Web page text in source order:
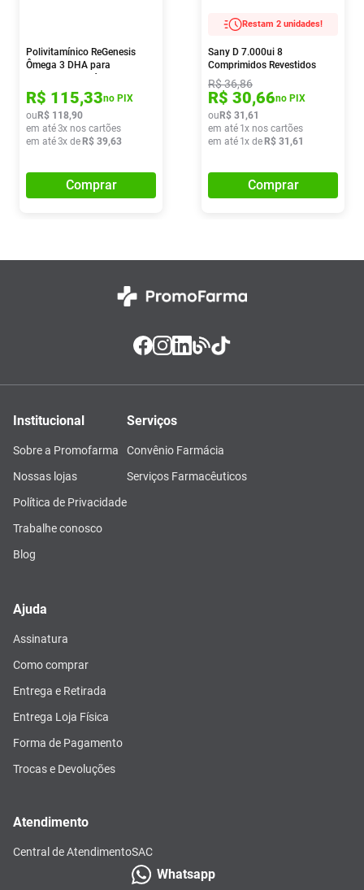
Polivitamínico ReGenesis
Ômega 3 DHA para
R$ 115,33no PIX
ou R$ 118,90
em até3x nos cartões
em até3x de R$ 39,63
Comprar
Restam 2 unidades!
Sany D 7.000ui 8
Comprimidos Revestidos
R$36,86
R$ 30,66no PIX
ou R$ 31 ,61
em até 1x nos cartões
em até 1x de R$ 31 ,61
Comprar
Institucional
Sobre a Promofarma
Nossas lojas
Política de Privacidade
Trabalhe conosco
Blog
Serviços
Convênio Farmácia
Serviços Farmacêuticos
Ajuda
Assinatura
Como comprar
Entrega e Retirada
Entrega Loja Física
Forma de Pagamento
Trocas e Devoluções
Atendimento
Central de AtendimentoSAC
Whatsapp